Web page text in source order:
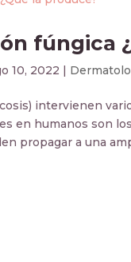
fúngica
10, 2022 |
intervienen
en humanos son
propagar a una